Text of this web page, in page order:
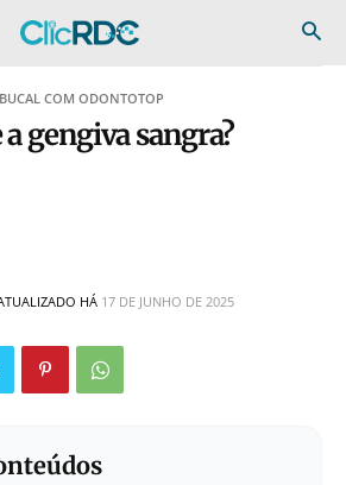
COM ODONTOTOP
gengiva sangra?
HÁ 17 DE JUNHO DE 2025